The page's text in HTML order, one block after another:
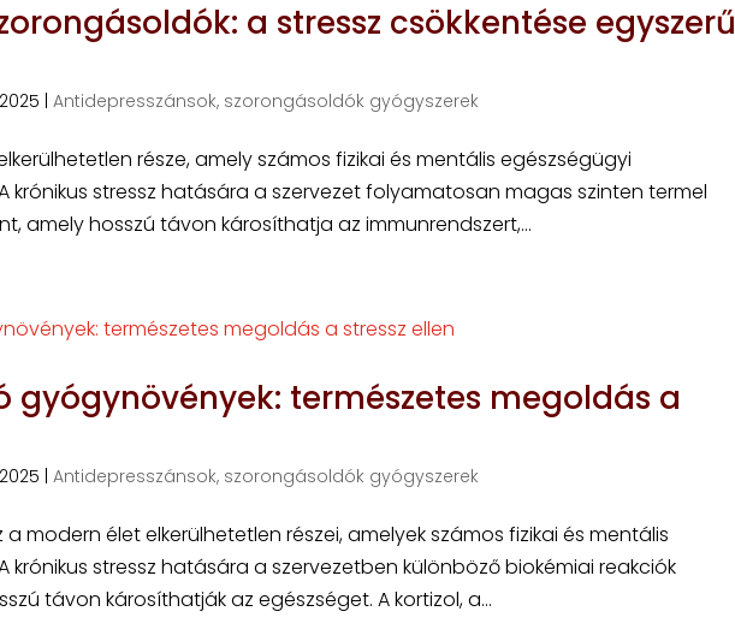
a stressz csökkentése egyszerű
Antidepresszánsok, szorongásoldók gyógyszerek
része, amely számos fizikai és mentális egészségügyi
krónikus stressz hatására a szervezet folyamatosan magas szinten termel
amely hosszú távon károsíthatja az immunrendszert,...
gyógynövények: természetes megoldás a
Antidepresszánsok, szorongásoldók gyógyszerek
modern élet elkerülhetetlen részei, amelyek számos fizikai és mentális
krónikus stressz hatására a szervezetben különböző biokémiai reakciók
távon károsíthatják az egészséget. A kortizol, a...